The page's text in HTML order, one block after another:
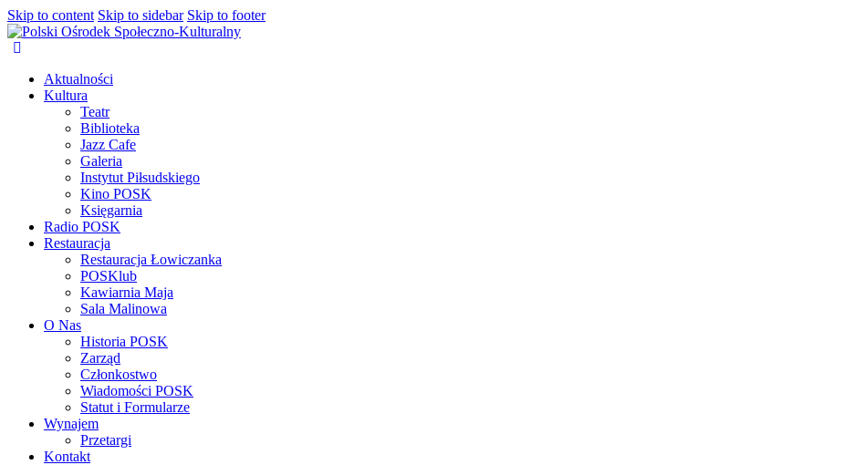
Skip to content Skip to sidebar Skip to footer
Aktualności
Kultura
Teatr
Biblioteka
Jazz Cafe
Galeria
Instytut Piłsudskiego
Kino POSK
Księgarnia
Radio POSK
Restauracja
Restauracja Łowiczanka
POSKlub
Kawiarnia Maja
Sala Malinowa
O Nas
Historia POSK
Zarząd
Członkostwo
Wiadomości POSK
Statut i Formularze
Wynajem
Przetargi
Kontakt